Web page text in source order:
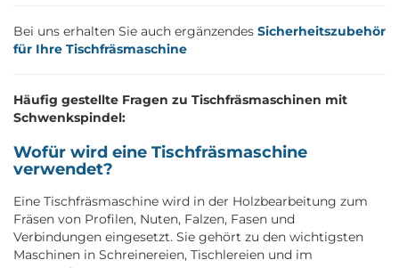
Bei uns erhalten Sie auch ergänzendes Sicherheitszubehör
für Ihre Tischfräsmaschine
Häufig gestellte Fragen zu Tischfräsmaschinen mit
Schwenkspindel:
Wofür wird eine Tischfräsmaschine
verwendet?
Eine Tischfräsmaschine wird in der Holzbearbeitung zum
Fräsen von Profilen, Nuten, Falzen, Fasen und
Verbindungen eingesetzt. Sie gehört zu den wichtigsten
Maschinen in Schreinereien, Tischlereien und im